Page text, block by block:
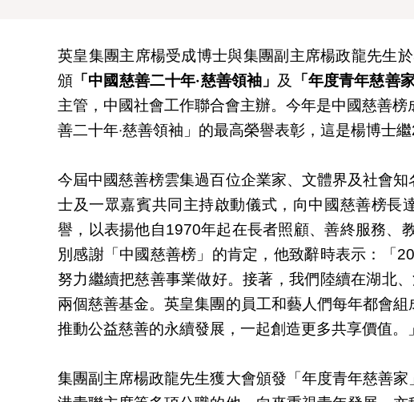
英皇集團主席楊受成博士與集團副主席楊政龍先生
頒 「中國慈善二十年‧慈善領袖」 及 「年度青年慈善家
主管，中國社會工作聯合會主辦。今年是中國慈善
善二十年‧慈善領袖」的最高榮譽表彰，這是楊博士
今屆中國慈善榜雲集過百位企業家、文體界及社會
士及一眾嘉賓共同主持啟動儀式，向中國慈善榜長
譽，以表揚他自1970年起在長者照顧、善終服務、
別感謝「中國慈善榜」的肯定，他致辭時表示：「
努力繼續把慈善事業做好。接著，我們陸續在湖北
兩個慈善基金。英皇集團的員工和藝人們每年都會
推動公益慈善的永續發展，一起創造更多共享價值。」
集團副主席楊政龍先生獲大會頒發「年度青年慈善